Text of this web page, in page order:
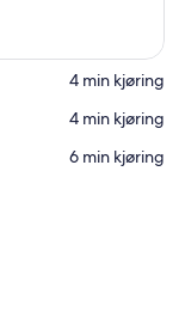
‪4 min kjøring‬
‪4 min kjøring‬
‪6 min kjøring‬